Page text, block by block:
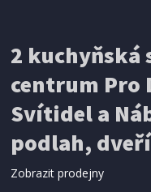
199 Kč
SÍŤ PROTI HMYZU
ProGarden KO-
dveří magnetická
2
centrum Pro
Svítidel a
podlah,
Zobrazit prodejny